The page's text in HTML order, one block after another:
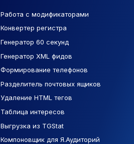
Работа с модификаторами
Конвертер регистра
Генератор 60 секунд
Генератор XML фидов
Формирование телефонов
Разделитель почтовых ящиков
Удаление HTML тегов
Таблица интересов
Выгрузка из TGStat
Компоновщик для Я.Аудиторий
Подборка сайтов
Макеты Figma
База Яндекс Карты
РСЯ площадки
Созданные сайты
Контекстная реклама